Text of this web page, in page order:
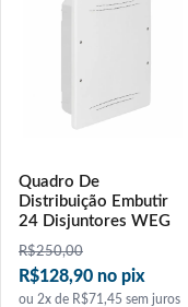
Quadro De
Distribuição Embutir
24 Disjuntores WEG
R$250,00
R$128,90 no pix
ou 2x de R$71,45 sem juros